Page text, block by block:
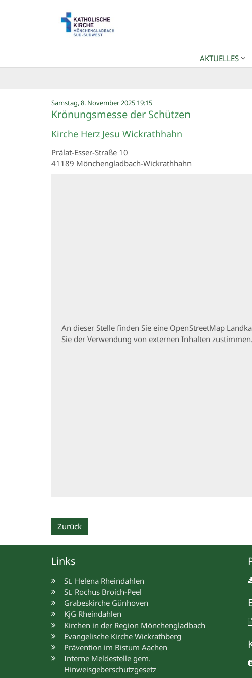
AKTUELLES
Samstag, 8. November 2025 19:15:
Krönungsmesse der Schützen
Kirche Herz Jesu Wickrathhahn
Prälat-Esser-Straße 10
41189 Mönchengladbach-Wickrathhahn
An dieser Stelle finden Sie eine OpenStreetMap
Sie der Verwendung von externen Inhalten zustimmen.
Zurück
Links
St. Helena Rheindahlen
St. Rochus Broich-Peel
Grabeskirche Günhoven
KjG Rheindahlen
Kirchen in der Region Mönchengladbach
Evangelische Kirche Wickrathberg
Prävention im Bistum Aachen
Interne Meldestelle gem.
Hinweisgeberschutzgesetz